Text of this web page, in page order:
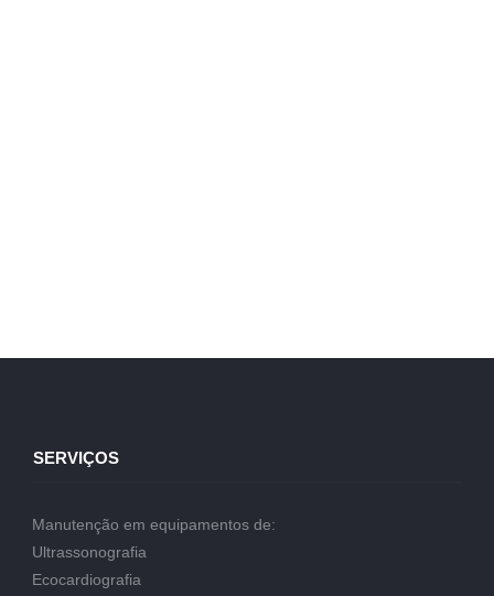
SERVIÇOS
Manutenção em equipamentos de:
Ultrassonografia
Ecocardiografia